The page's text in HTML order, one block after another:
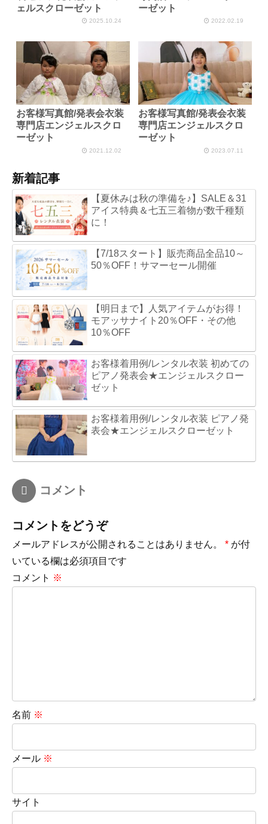
ェルスクローゼット
2025.10.24
ーゼット
2022.02.19
お客様写真館/発表会衣装
専門店エンジェルスクロ
ーゼット
2021.12.02
お客様写真館/発表会衣装
専門店エンジェルスクロ
ーゼット
2023.07.11
新着記事
【夏休みは秋の準備を♪】SALE＆31
アイス特典＆七五三着物が数千種類
に！
【7/18スタート】販売商品全品10～
50％OFF！サマーセール開催
【明日まで】人気アイテムがお得！
モアッサナイト20％OFF・その他
10％OFF
お客様着用例/レンタル衣装 初めての
ピアノ発表会★エンジェルスクロー
ゼット
お客様着用例/レンタル衣装 ピアノ発
表会★エンジェルスクローゼット
コメント
コメントをどうぞ
メールアドレスが公開されることはありません。 * が付
いている欄は必須項目です
コメント ※
名前 ※
メール ※
サイト